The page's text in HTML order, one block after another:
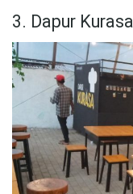
3. Dapur Kurasa